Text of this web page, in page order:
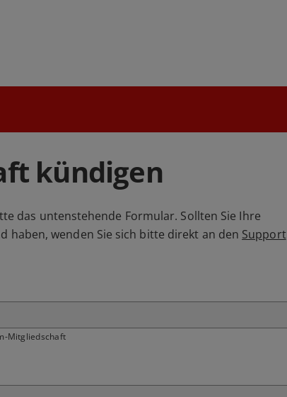
kündigen
das untenstehende Formular. Sollten Sie Ihre
haben, wenden Sie sich bitte direkt an den Support
Mitgliedschaft